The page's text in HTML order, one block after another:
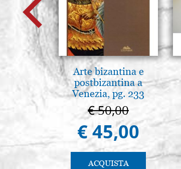
Arte bizantina e
postbizantina a
Venezia, pg. 233
€ 50,00
€ 45,00
ACQUISTA